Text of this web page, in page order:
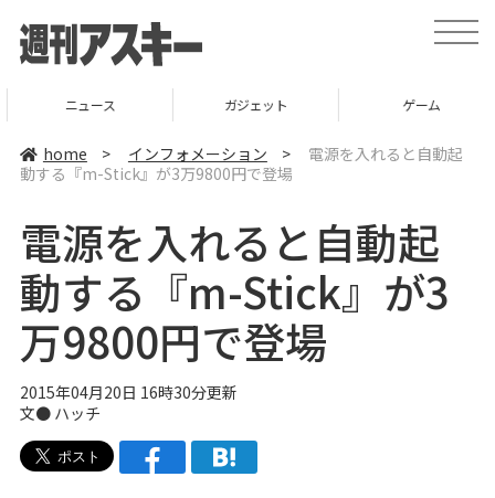
t
o
v
ニュース ガジェット ゲーム
home > インフォメーション >
電源を入れると自動起
動する『m-Stick』が3万9800円で登場
電源を入れると自動起
動する『m-Stick』が3
万9800円で登場
2015年04月20日 16時30分更新
文● ハッチ